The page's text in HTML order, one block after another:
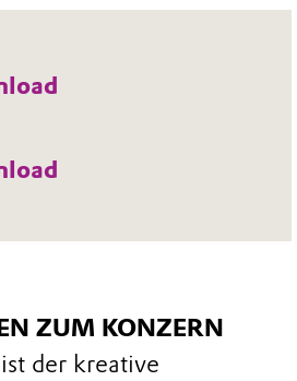
ZUM KONZERN
der kreative